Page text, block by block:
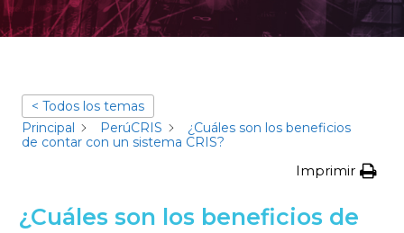
< Todos los temas
Principal
PerúCRIS
¿Cuáles son los beneficios
de contar con un sistema CRIS?
Imprimir
¿Cuáles son los beneficios de